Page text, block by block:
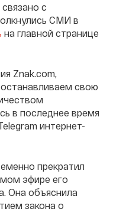
с
СМИ в
на главной странице
Znak.com,
свою
в последнее время
интернет-
прекратил
эфире его
Она объяснила
закона о